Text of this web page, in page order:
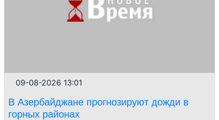
09-08-2026 13:01
В Азербайджане прогнозируют дожди в
горных районах